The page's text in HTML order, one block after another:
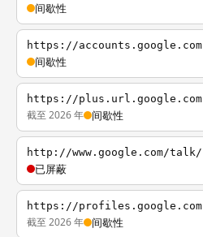
间歇性
https://accounts.google.com
间歇性
https://plus.url.google.com
截至 2026 年 间歇性
http://www.google.com/talk/
已屏蔽
https://profiles.google.com
截至 2026 年 间歇性